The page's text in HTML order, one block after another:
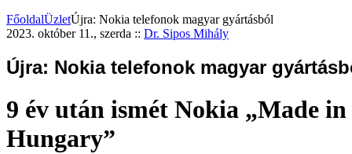
FőoldalÜzletÚjra: Nokia telefonok magyar gyártásból
2023. október 11., szerda :: Dr. Sipos Mihály
Újra: Nokia telefonok magyar
9 év után ismét Nokia „Made in
Hungary”